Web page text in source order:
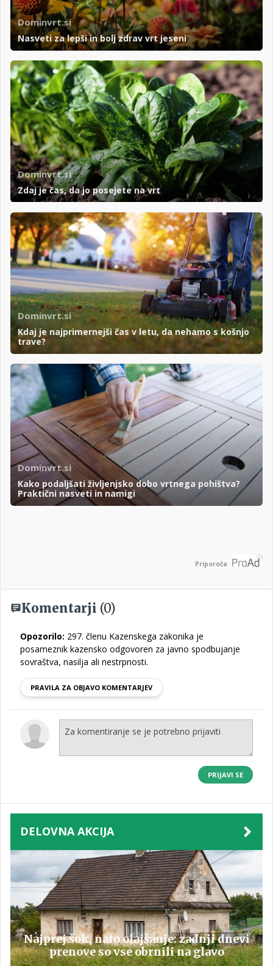
Dominvrt.si
Nasveti za lepši in bolj zdrav vrt jeseni
Dominvrt.si
Zdaj je čas, da jo posejete na vrt
Dominvrt.si
Kdaj je najprimernejši čas v letu, da nehamo s košnjo
trave?
Dominvrt.si
Kako podaljšati življenjsko dobo vrtnega pohištva?
Praktični nasveti in namigi
Priporoča
Komentarji (0)
Opozorilo: 297. členu Kazenskega zakonika je
posameznik kazensko odgovoren za javno spodbujanje
sovraštva, nasilja ali nestrpnosti.
PRAVILA ZA OBJAVO KOMENTARJEV
PRIJAVI SE
DELOVNA AKCIJA
Najprej šok, nato olajšanje: zadnji dnevi
prenove so vse obrnili na glavo